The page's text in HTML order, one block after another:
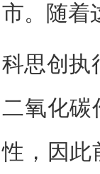
市。随着
科思创执
二氧化碳
性，因此